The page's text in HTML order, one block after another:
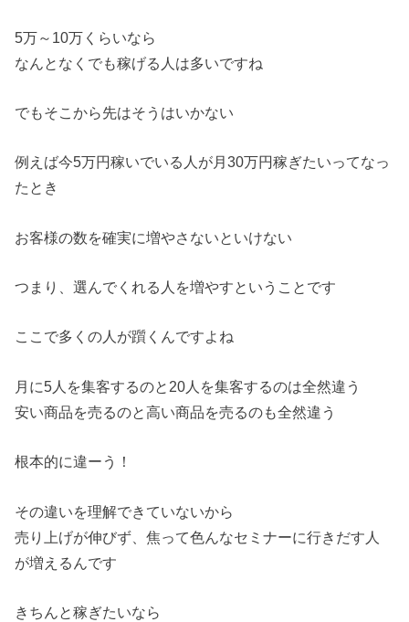
5万～10万くらいなら
なんとなくでも稼げる人は多いですね
でもそこから先はそうはいかない
例えば今5万円稼いでいる人が月30万円稼ぎたいってなっ
たとき
お客様の数を確実に増やさないといけない
つまり、選んでくれる人を増やすということです
ここで多くの人が躓くんですよね
月に5人を集客するのと20人を集客するのは全然違う
安い商品を売るのと高い商品を売るのも全然違う
根本的に違ーう！
その違いを理解できていないから
売り上げが伸びず、焦って色んなセミナーに行きだす人
が増えるんです
きちんと稼ぎたいなら